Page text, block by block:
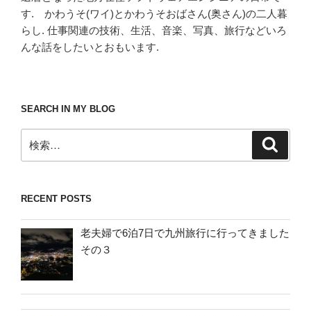
す. かわうそ(ワイ)とかわうそおばさん(奥さん)の二人暮
らし. 仕事関連の技術、生活、音楽、写真、旅行などいろ
んな話をしたいとおもいます.
SEARCH IN MY BLOG
索:
RECENT POSTS
老夫婦で6泊7日で九州旅行に行ってきました
その３